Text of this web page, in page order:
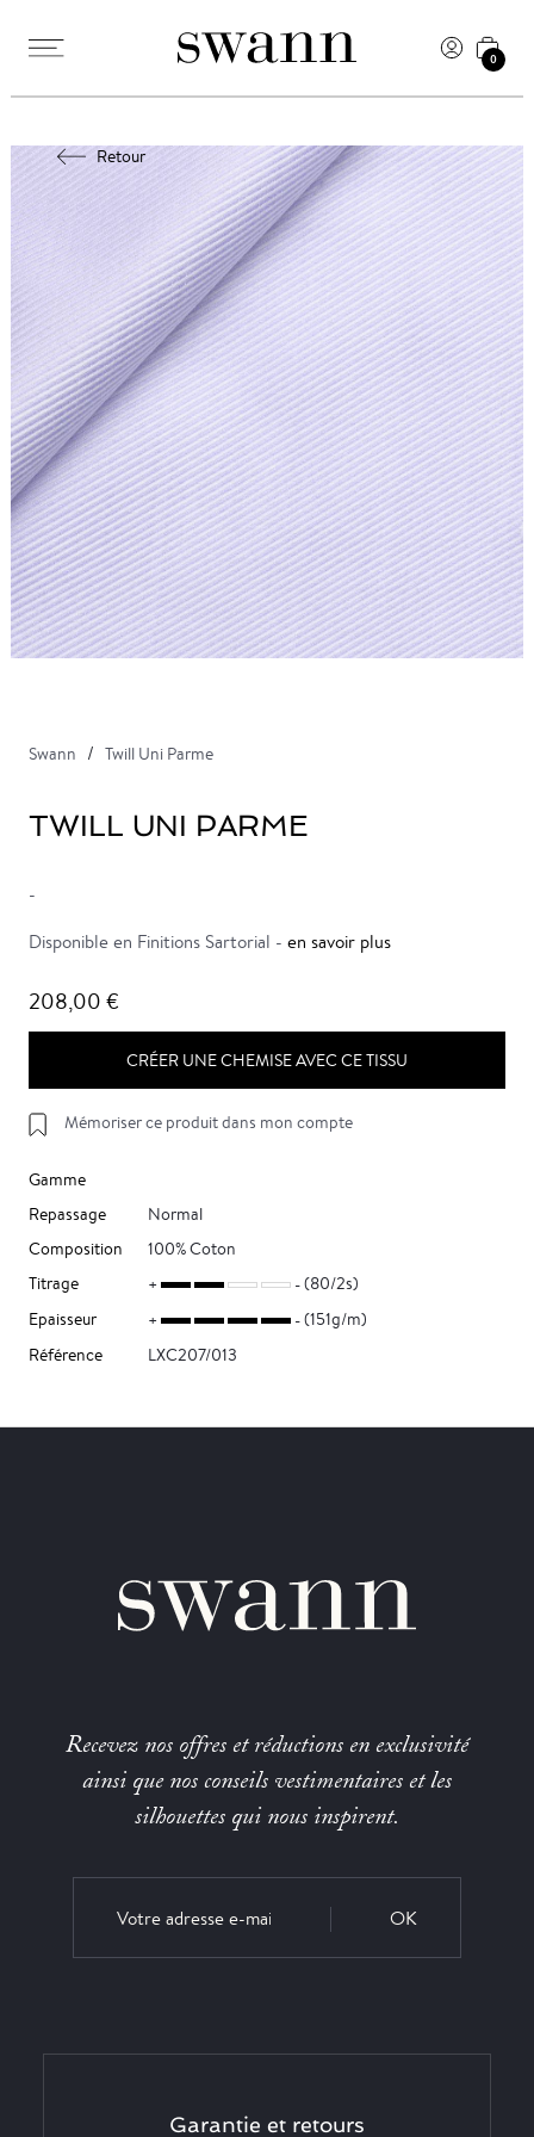
0
Retour
Swann Twill Uni Parme
TWILL UNI PARME
-
Disponible en Finitions Sartorial - en savoir plus
208,00 €
CRÉER UNE CHEMISE AVEC CE TISSU
Mémoriser ce produit dans mon compte
Gamme
Repassage
Normal
Composition
100% Coton
Titrage
(80/2s)
Epaisseur
(151g/m)
Référence
LXC207/013
Recevez nos offres et réductions en exclusivité
ainsi que nos conseils vestimentaires et les
silhouettes qui nous inspirent.
OK
Garantie et retours